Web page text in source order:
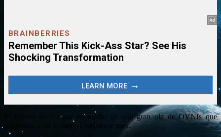
El evento tuvo lugar en medio de una gran ola de OVNIs que
golpearon a los Estados Unidos ese mes.